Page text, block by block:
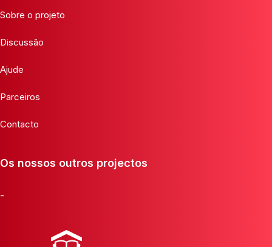
Sobre o projeto
Discussão
Ajude
Parceiros
Contacto
Os nossos outros projectos
-